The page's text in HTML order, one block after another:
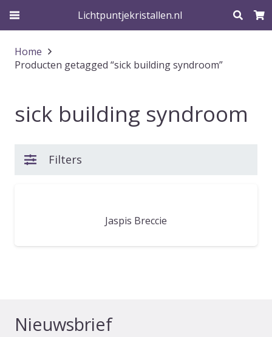
Lichtpuntjekristallen.nl
Home
Producten getagged “sick building syndroom”
sick building syndroom
Filters
Jaspis Breccie
Nieuwsbrief